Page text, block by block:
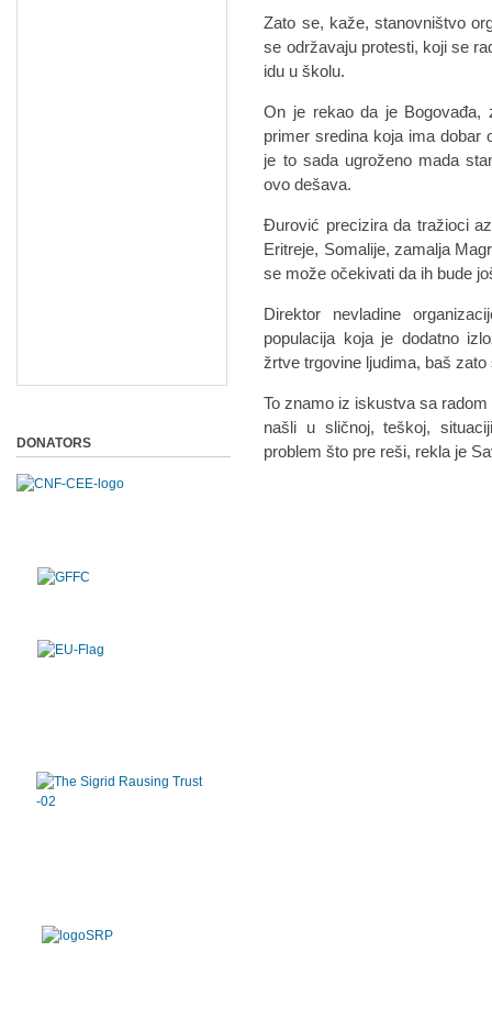
Zato se, kaže, stanovništvo
se održavaju protesti, koji se
idu u školu.
On je rekao da je Bogovađa,
primer sredina koja ima dobar
je to sada ugroženo mada
ovo dešava.
Đurović precizira da tražioci
Eritreje, Somalije, zamalja
se može očekivati da ih bude
Direktor nevladine
populacija koja je dodatno
žrtve trgovine ljudima, baš
To znamo iz iskustva sa
našli u sličnoj, teškoj,
problem što pre reši, rekla je
DONATORS